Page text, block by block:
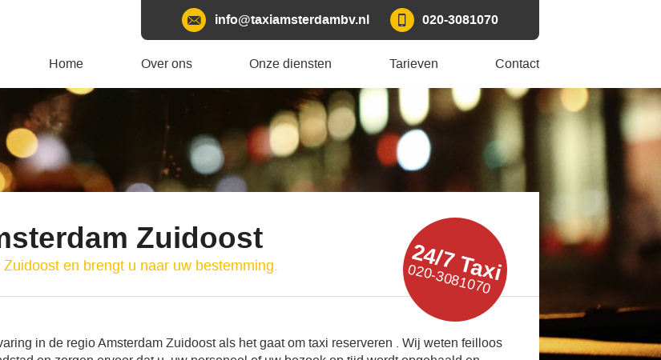
info@taxiamsterdambv.nl 020-3081070
Home Over ons Onze diensten Tarieven Contact
Zuidoost
en brengt u naar uw bestemming. 24/7 Taxi
020-3081070
in de regio Amsterdam Zuidoost als het gaat om taxi reserveren . Wij weten feilloos